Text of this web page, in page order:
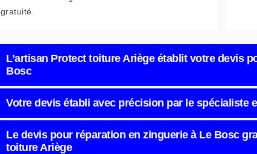
gratuité.
L’artisan Protect toiture Ariège établit votre devis
Bosc
Votre devis établi avec précision par le spécialiste
Le devis pour réparation en zinguerie à Le Bosc
toiture Ariège